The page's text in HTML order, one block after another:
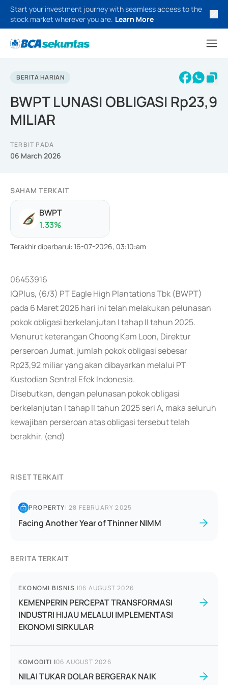
Start your investment journey with seamless access to the
stock market wherever you are. Learn More
BERITA HARIAN
BWPT LUNASI OBLIGASI Rp23,9
MILIAR
TERBIT PADA
06 March 2026
SAHAM TERKAIT
BWPT
1.33%
Terakhir diperbarui: 16-07-2026, 03:10:am
06453916
IQPlus, (6/3) PT Eagle High Plantations Tbk (BWPT)
pada 6 Maret 2026 hari ini telah melakukan pelunasan
pokok obligasi berkelanjutan I tahap II tahun 2025.
Menurut keterangan Choong Kam Loon, Direktur
perseroan Jumat, jumlah pokok obligasi sebesar
Rp23,92 miliar yang akan dibayarkan melalui PT
Kustodian Sentral Efek Indonesia.
Disebutkan, dengan pelunasan pokok obligasi
berkelanjutan I tahap II tahun 2025 seri A, maka seluruh
kewajiban perseroan atas obligasi tersebut telah
berakhir. (end)
RISET TERKAIT
PROPERTY|28 FEBRUARY 2025
Facing Another Year of Thinner NIMM
BERITA TERKAIT
EKONOMI BISNIS |06 AUGUST 2026
KEMENPERIN PERCEPAT TRANSFORMASI
INDUSTRI HIJAU MELALUI IMPLEMENTASI
EKONOMI SIRKULAR
KOMODITI |06 AUGUST 2026
NILAI TUKAR DOLAR BERGERAK NAIK